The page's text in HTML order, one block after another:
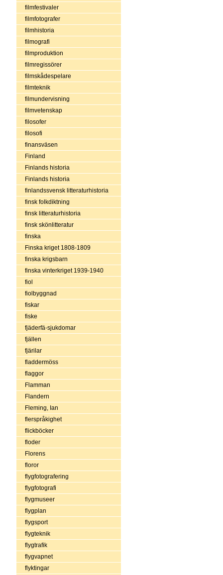
filmfestivaler
filmfotografer
filmhistoria
filmografi
filmproduktion
filmregissörer
filmskådespelare
filmteknik
filmundervisning
filmvetenskap
filosofer
filosofi
finansväsen
Finland
Finlands historia
Finlands historia
finlandssvensk litteraturhistoria
finsk folkdiktning
finsk litteraturhistoria
finsk skönlitteratur
finska
Finska kriget 1808-1809
finska krigsbarn
finska vinterkriget 1939-1940
fiol
fiolbyggnad
fiskar
fiske
fjäderfä-sjukdomar
fjällen
fjärilar
fladdermöss
flaggor
Flamman
Flandern
Fleming, Ian
flerspråkighet
flickböcker
floder
Florens
floror
flygfotografering
flygfotografi
flygmuseer
flygplan
flygsport
flygteknik
flygtrafik
flygvapnet
flyktingar